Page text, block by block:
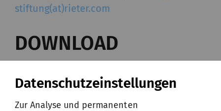
stiftung(at)rieter.com
DOWNLOAD
Medienmitteilung
Datenschutzeinstellungen
Zur Analyse und permanenten